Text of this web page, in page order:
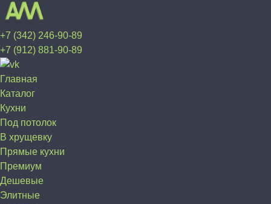
+7 (342) 246-90-89
+7 (912) 881-90-89
Главная
Каталог
Кухни
Под потолок
В хрущевку
Прямые кухни
Премиум
Дешевые
Элитные